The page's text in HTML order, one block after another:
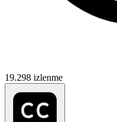
19.298 izlenme